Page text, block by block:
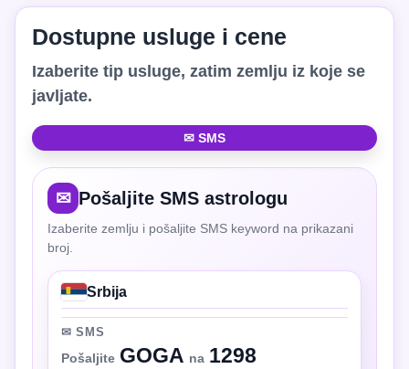
Dostupne usluge i cene
Izaberite tip usluge, zatim zemlju iz koje se
javljate.
✉ SMS
✉ Pošaljite SMS astrologu
Izaberite zemlju i pošaljite SMS keyword na prikazani
broj.
Srbija
✉ SMS
Pošaljite GOGA na 1298